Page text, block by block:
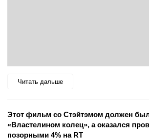
Читать дальше
Этот фильм со Стэйтэмом должен
«Властелином колец», а оказался
позорными 4% на RT